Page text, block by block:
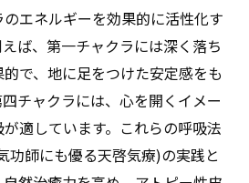
エネルギーを効果的に活性化す
ば、第一チャクラには深く落ち
で、地に足をつけた安定感をも
チャクラには、心を開くイメー
適しています。これらの呼吸法
功師にも優る天啓気療)の実践と